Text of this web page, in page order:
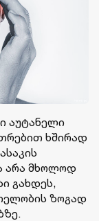
აუტანელი
ხშირად
არა მხოლოდ
გახდეს,
ზოგად